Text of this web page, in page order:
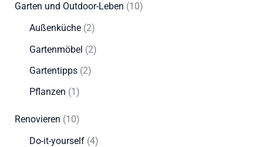
Garten und Outdoor-Leben (10)
Außenküche(2)
Gartenmöbel (2)
Gartentipps(2)
Pflanzen (1)
Renovieren (10)
Do-it-yourself(4)